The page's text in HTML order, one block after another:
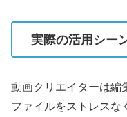
実際の活用シー
動画クリエイターは編
ファイルをストレスな